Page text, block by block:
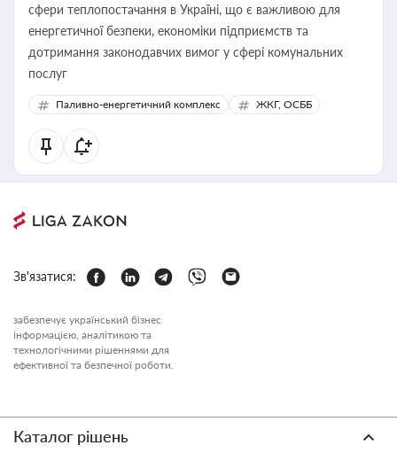
сфери теплопостачання в Україні, що є важливою для
енергетичної безпеки, економіки підприємств та
дотримання законодавчих вимог у сфері комунальних
послуг
Паливно-енергетичний комплекс ЖКГ, ОСББ
Зв'язатися:
забезпечує український бізнес
інформацією, аналітикою та
технологічними рішеннями для
ефективної та безпечної роботи.
Каталог рішень